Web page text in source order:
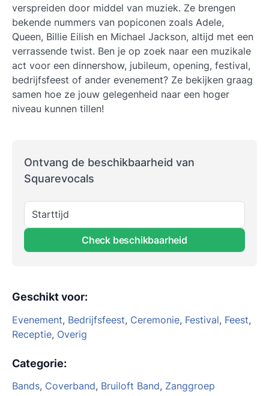
verspreiden door middel van muziek. Ze brengen
bekende nummers van popiconen zoals Adele,
Queen, Billie Eilish en Michael Jackson, altijd met een
verrassende twist. Ben je op zoek naar een muzikale
act voor een dinnershow, jubileum, opening, festival,
bedrijfsfeest of ander evenement? Ze bekijken graag
samen hoe ze jouw gelegenheid naar een hoger
niveau kunnen tillen!
Ontvang de beschikbaarheid van
Squarevocals
Starttijd
Check beschikbaarheid
Geschikt voor:
Evenement, Bedrijfsfeest, Ceremonie, Festival, Feest,
Receptie, Overig
Categorie:
Bands, Coverband, Bruiloft Band, Zanggroep